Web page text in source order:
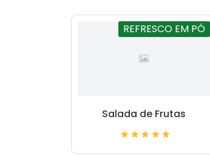
REFRESCO EM PÓ
Salada de Frutas